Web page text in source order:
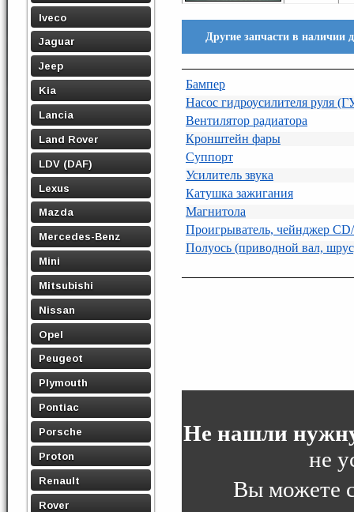
Iveco
Jaguar
Jeep
Kia
Lancia
Land Rover
LDV (DAF)
Lexus
Mazda
Mercedes-Benz
Mini
Mitsubishi
Nissan
Opel
Peugeot
Plymouth
Pontiac
Porsche
Proton
Renault
Rover
Другие запчасти в наличии
Бампер
Насос гидроусилителя руля
Вентилятор радиатора
Кронштейн фары
Суппорт
Усилитель звука
Катушка зажигания
Магнитола
Проигрыватель, чейнджер
Полуось (приводной вал,
Не нашли
не
Вы можете